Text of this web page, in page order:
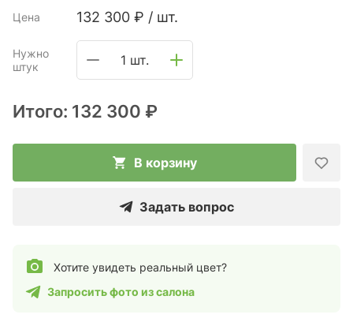
Цена 132 300 ₽ / шт.
Нужно
штук
1 шт.
Итого: 132 300 ₽
В корзину
Задать вопрос
Хотите увидеть реальный цвет?
Запросить фото из салона